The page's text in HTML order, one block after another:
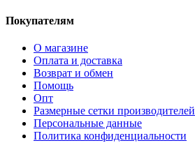
Покупателям
О магазине
Оплата и доставка
Возврат и обмен
Помощь
Опт
Размерные сетки производителей
Персональные данные
Политика конфиденциальности